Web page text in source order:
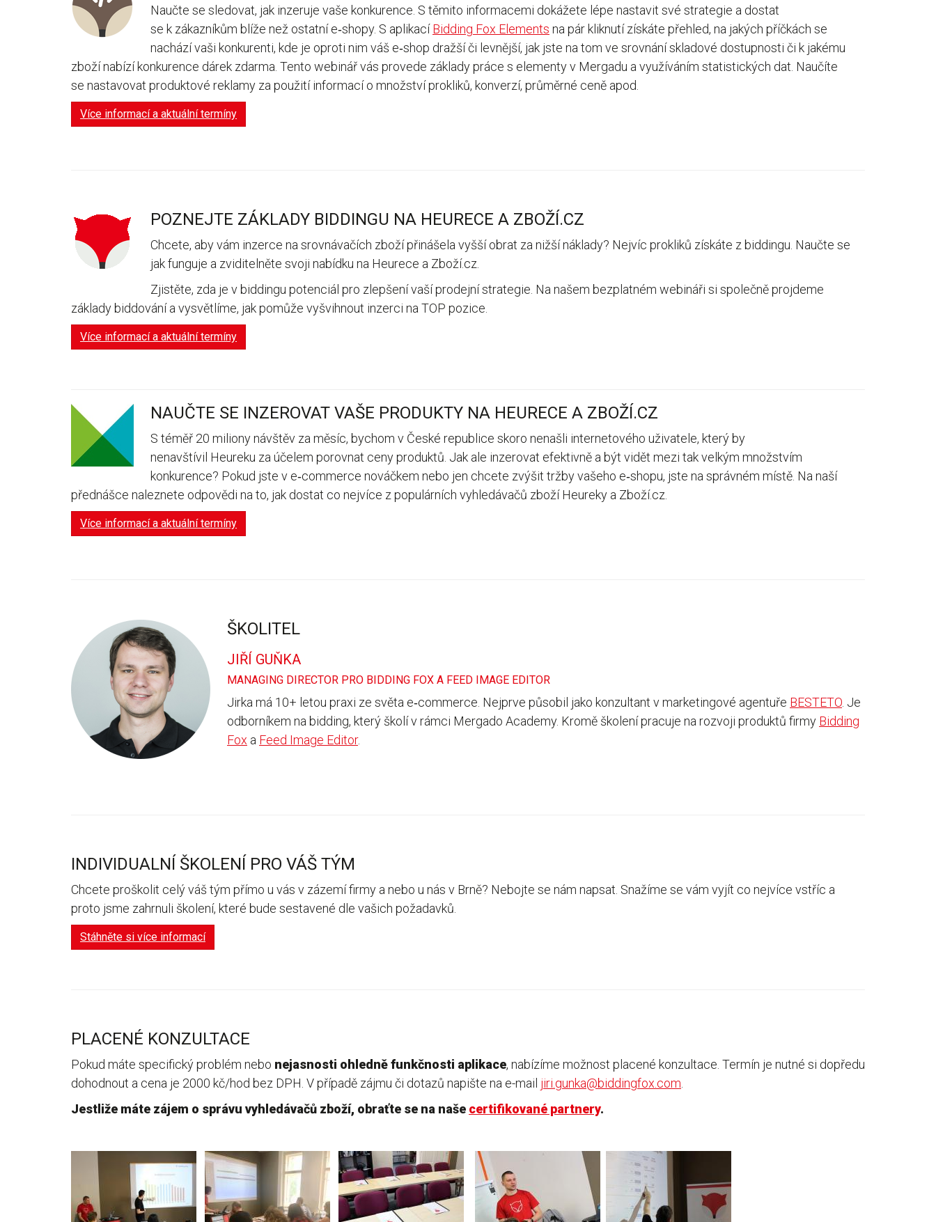
Naučte se sledovat, jak inzeruje vaše konkurence. S těmito informacemi dokážete lépe nastavit své strategie a dostat
se k zákazníkům blíže než ostatní e‑shopy. S aplikacíBidding Fox Elements na pár kliknutí získáte přehled, na jakých příčkách se
nachází vaši konkurenti, kde je oproti nim váš e‑shop dražší či levnější, jak jste na tom ve srovnání skladové dostupnosti či k jakému
zboží nabízí konkurence dárek zdarma. Tento webinář vás provede základy práce s elementy v Mergadu a využíváním statistických dat. Naučíte
se nastavovat produktové reklamy za použití informací o množství prokliků, konverzí, průměrné ceně apod.
Více informací a aktuální termíny
POZNEJTE ZÁKLADY BIDDINGU NA HEURECE A ZBOŽÍ.CZ
Chcete, aby vám inzerce na srovnávačích zboží přinášela vyšší obrat za nižší náklady? Nejvíc prokliků získáte z biddingu. Naučte se
jak funguje a zviditelněte svoji nabídku na Heurece a Zboží.cz.
Zjistěte, zda je v biddingu potenciál pro zlepšení vaší prodejní strategie. Na našem bezplatném webináři si společně projdeme
základy biddování a vysvětlíme, jak pomůže vyšvihnout inzerci na TOP pozice.
Více informací a aktuální termíny
NAUČTE SE INZEROVAT VAŠE PRODUKTY NA HEURECE A ZBOŽÍ.CZ
S téměř 20 miliony návštěv za měsíc, bychom v České republice skoro nenašli internetového uživatele, který by
nenavštívil Heureku za účelem porovnat ceny produktů. Jak ale inzerovat efektivně a být vidět mezi tak velkým množstvím
konkurence? Pokud jste v e‑commerce nováčkem nebo jen chcete zvýšit tržby vašeho e‑shopu, jste na správném místě. Na naší
přednášce naleznete odpovědi na to, jak dostat co nejvíce z populárních vyhledávačů zboží Heureky a Zboží.cz.
Více informací a aktuální termíny
ŠKOLITEL
JIŘÍ GUŇKA
MANAGING DIRECTOR PRO BIDDING FOX A FEED IMAGE EDITOR
Jirka má 10+ letou praxi ze světa e‑commerce. Nejprve působil jako konzultant v marketingové agentuře BESTETO . Je
odborníkem na bidding, který školí v rámci Mergado Academy. Kromě školení pracuje na rozvoji produktů firmy Bidding
Fox a Feed Image Editor.
INDIVIDUALNÍ ŠKOLENÍ PRO VÁŠ TÝM
Chcete proškolit celý váš tým přímo u vás v zázemí firmy a nebo u nás v Brně? Nebojte se nám napsat. Snažíme se vám vyjít co nejvíce vstříc a
proto jsme zahrnuli školení, které bude sestavené dle vašich požadavků.
Stáhněte si více informací
PLACENÉ KONZULTACE
Pokud máte specifický problém nebo nejasnosti ohledně funkčnosti aplikace, nabízíme možnost placené konzultace. Termín je nutné si dopředu
dohodnout a cena je 2000 kč/hod bez DPH. V případě zájmu či dotazů napište na e-mail jiri.gunka@biddingfox.com
Jestliže máte zájem o správu vyhledávačů zboží, obraťte se na naše certifikované partnery.